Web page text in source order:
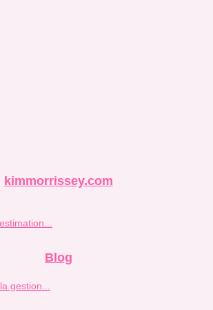
kimmorrissey.com
Blog
gestion...